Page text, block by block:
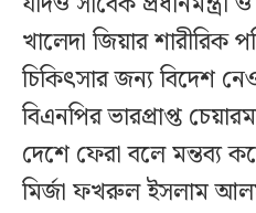
খালেদা জিয়ার শারীরিক
চিকিৎসার জন্য বিদেশ
বিএনপির ভারপ্রাপ্ত
দেশে ফেরা বলে মন্তব্য
মির্জা ফখরুল ইসলাম